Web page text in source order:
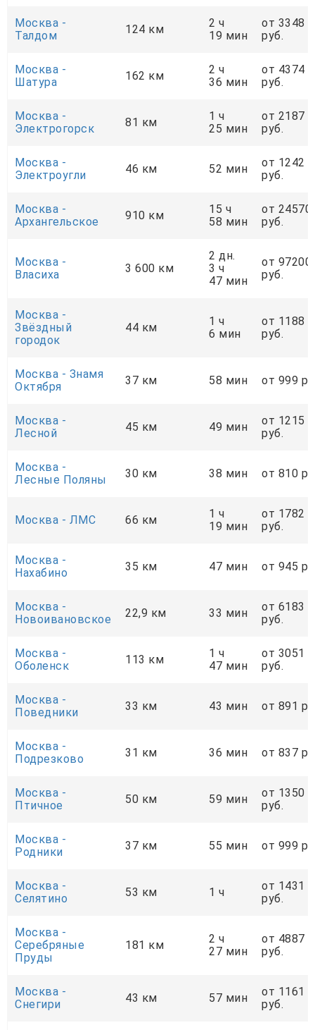
Москва -
Талдом
124 км
2 ч
19 мин
от 3348
руб.
Москва -
Шатура
162 км
2 ч
36 мин
от 4374
руб.
Москва -
Электрогорск
81 км
1 ч
25 мин
от 2187
руб.
Москва -
Электроугли
46 км 52 мин
от 1242
руб.
Москва -
Архангельское
910 км
15 ч
58 мин
от 24570
руб.
Москва -
Власиха
3 600 км
2 дн.
3 ч
47 мин
от 97200
руб.
Москва -
Звёздный
городок
44 км
1 ч
6 мин
от 1188
руб.
Москва - Знамя
Октября
37 км 58 мин от 999
Москва -
Лесной
45 км 49 мин
от 1215
руб.
Москва -
Лесные Поляны
30 км 38 мин от 810
Москва - ЛМС 66 км
1 ч
19 мин
от 1782
руб.
Москва -
Нахабино
35 км 47 мин от 945
Москва -
Новоивановское
22,9 км 33 мин
от 6183
руб.
Москва -
Оболенск
113 км
1 ч
47 мин
от 3051
руб.
Москва -
Поведники
33 км 43 мин от 891
Москва -
Подрезково
31 км 36 мин от 837
Москва -
Птичное
50 км 59 мин
от 1350
руб.
Москва -
Родники
37 км 55 мин от 999
Москва -
Селятино
53 км 1 ч
от 1431
руб.
Москва -
Серебряные
Пруды
181 км
2 ч
27 мин
от 4887
руб.
Москва -
Снегири
43 км 57 мин
от 1161
руб.